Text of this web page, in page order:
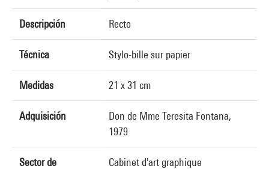
Descripción Recto
Técnica Stylo-bille sur papier
Medidas 21 x 31 cm
Adquisición
Don de Mme Teresita Fontana,
1979
Sector de
Cabinet d'art graphique